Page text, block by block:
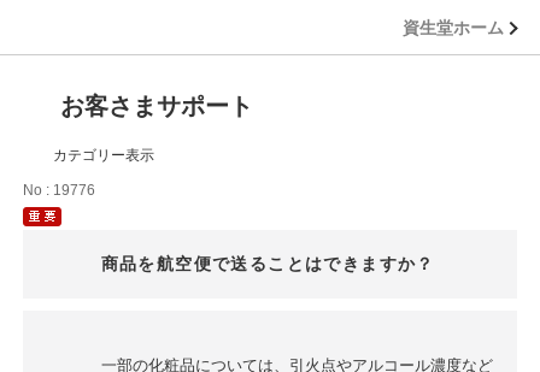
資生堂ホーム
お客さまサポート
カテゴリー表示
No : 19776
商品を航空便で送ることはできますか？
一部の化粧品については、引火点やアルコール濃度など